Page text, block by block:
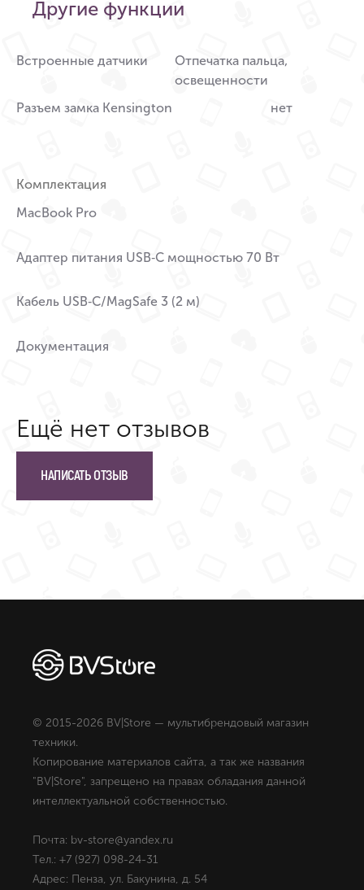
Другие функции
Встроенные датчики
Отпечатка пальца,
освещенности
Разъем замка Kensington
нет
Комплектация
MacBook Pro
Адаптер питания USB‑C мощностью 70 Вт
Кабель USB‑C/MagSafe 3 (2 м)
Документация
Ещё нет отзывов
НАПИСАТЬ ОТЗЫВ
© 2015-2026 BV|Store — мультибрендовый магазин
техники.
Копирование материалов сайта, а так же названия
"BV|Store", запрещено на правах обладания данной
интеллектуальной собственностью.
Почта: bv-store@yandex.ru
Тел.: +7 (927) 098-24-31
Адрес: Пенза, ул. Бакунина, д. 54